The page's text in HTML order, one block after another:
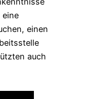
eine
einen
auch